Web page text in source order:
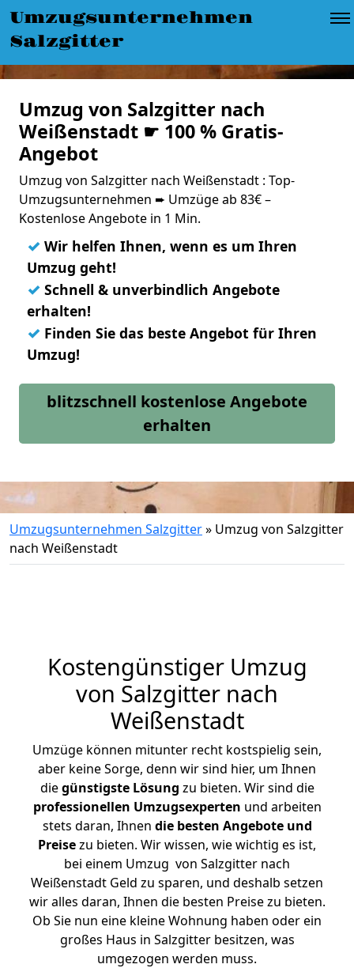
Umzugsunternehmen
Salzgitter
Umzug von Salzgitter nach
Weißenstadt ☛ 100 % Gratis-
Angebot
Umzug von Salzgitter nach Weißenstadt : Top-
Umzugsunternehmen ➨ Umzüge ab 83€ –
Kostenlose Angebote in 1 Min.
✓ Wir helfen Ihnen, wenn es um Ihren
Umzug geht!
✓ Schnell & unverbindlich Angebote
erhalten!
✓ Finden Sie das beste Angebot für Ihren
Umzug!
blitzschnell kostenlose Angebote
erhalten
Umzugsunternehmen Salzgitter» Umzug von Salzgitter
nach Weißenstadt
Kostengünstiger Umzug
von Salzgitter nach
Weißenstadt
Umzüge können mitunter recht kostspielig sein,
aber keine Sorge, denn wir sind hier, um Ihnen
diegünstigste Lösung zu bieten. Wir sind die
professionellen Umzugsexperten und arbeiten
stets daran, Ihnen die besten Angebote und
Preisezu bieten. Wir wissen, wie wichtig es ist,
bei einem Umzug von Salzgitter nach
Weißenstadt Geld zu sparen, und deshalb setzen
wir alles daran, Ihnen die besten Preise zu bieten.
Ob Sie nun eine kleine Wohnung haben oder ein
großes Haus in Salzgitter besitzen, was
umgezogen werden muss.